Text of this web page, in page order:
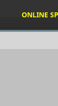
ONLINE